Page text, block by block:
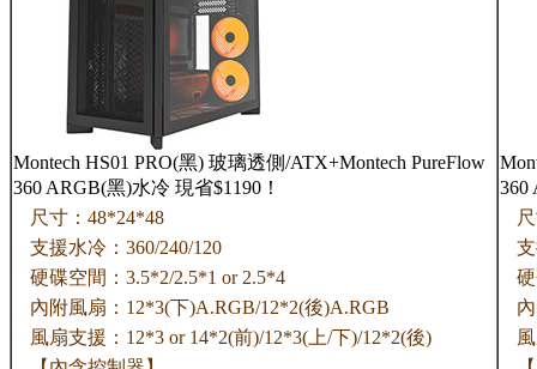
Montech HS01 PRO(黑) 玻璃透側/ATX+Montech PureFlow
360 ARGB(黑)水冷 現省$1190！
尺寸：48*24*48
支援水冷：360/240/120
硬碟空間：3.5*2/2.5*1 or 2.5*4
內附風扇：12*3(下)A.RGB/12*2(後)A.RGB
風扇支援：12*3 or 14*2(前)/12*3(上/下)/12*2(後)
360